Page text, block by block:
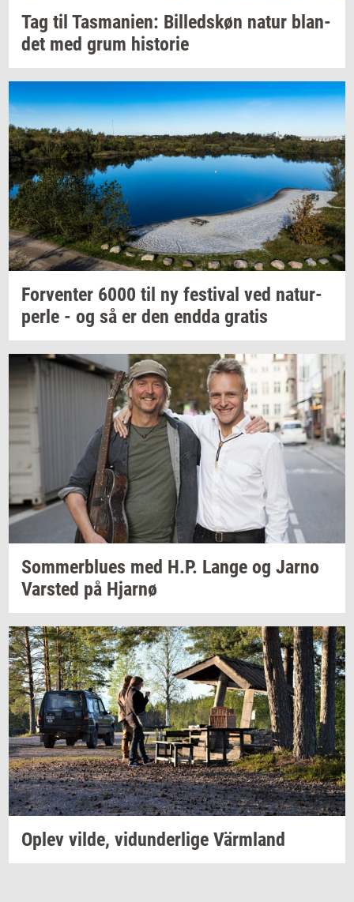
Tag til Tas­ma­ni­en: Bil­leds­køn natur blan­
det med grum hi­sto­rie
For­ven­ter 6000 til ny festi­val ved na­tur­
per­le - og så er den endda gra­tis
Som­mer­blu­es med H.P. Lange og Jarno
Var­sted på Hjar­nø
Oplev vilde, vi­dun­der­li­ge Värmland